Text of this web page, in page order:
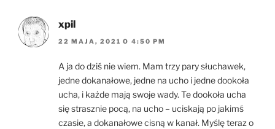
xpil
22 MAJA, 2021 O 4:50 PM
A ja do dziś nie wiem. Mam trzy pary słuchawek,
jedne dokanałowe, jedne na ucho i jedne dookoła
ucha, i każde mają swoje wady. Te dookoła ucha
się strasznie pocą, na ucho – uciskają po jakimś
czasie, a dokanałowe cisną w kanał. Myślę teraz o